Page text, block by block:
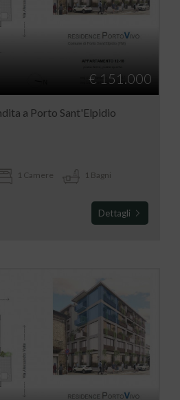
€ 151.000
a Porto Sant'Elpidio
1 Camere 1 Bagni
Dettagli